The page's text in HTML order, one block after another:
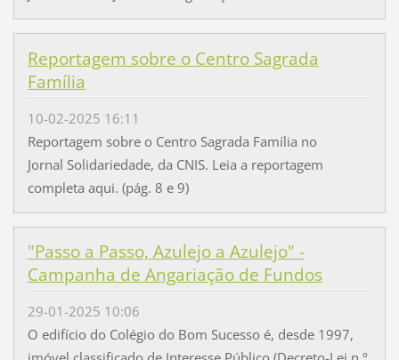
Reportagem sobre o Centro Sagrada
Família
10-02-2025 16:11
Reportagem sobre o Centro Sagrada Família no
Jornal Solidariedade, da CNIS. Leia a reportagem
completa aqui. (pág. 8 e 9)
"Passo a Passo, Azulejo a Azulejo" -
Campanha de Angariação de Fundos
29-01-2025 10:06
O edifício do Colégio do Bom Sucesso é, desde 1997,